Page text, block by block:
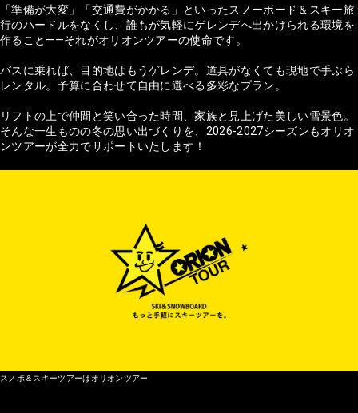
「準備が大変」「交通費がかかる」といったスノーボード＆スキー旅
行のハードルをなくし、誰もが気軽にゲレンデへ出かけられる環境を
作ること——それがオリオンツアーの使命です。
バスに乗れば、目的地はもうゲレンデ。道具がなくても現地で手ぶら
レンタル。予算に合わせて自由に選べる多彩なプラン。
リフトの上で仲間と笑い合った時間、家族と見上げた美しい雪景色。
そんな一生ものの冬の思い出づくりを、2026-2027シーズンもオリオ
ンツアーが全力でサポートいたします！
スノボ＆スキーツアーはオリオンツアー